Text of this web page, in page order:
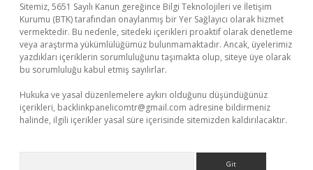
Sitemiz, 5651 Sayılı Kanun gereğince Bilgi Teknolojileri ve İletişim
Kurumu (BTK) tarafından onaylanmış bir Yer Sağlayıcı olarak hizmet
vermektedir. Bu nedenle, sitedeki içerikleri proaktif olarak denetleme
veya araştırma yükümlülüğümüz bulunmamaktadır. Ancak, üyelerimiz
yazdıkları içeriklerin sorumluluğunu taşımakta olup, siteye üye olarak
bu sorumluluğu kabul etmiş sayılırlar.
Hukuka ve yasal düzenlemelere aykırı olduğunu düşündüğünüz
içerikleri, backlinkpanelicomtr@gmail.com adresine bildirmeniz
halinde, ilgili içerikler yasal süre içerisinde sitemizden kaldırılacaktır.